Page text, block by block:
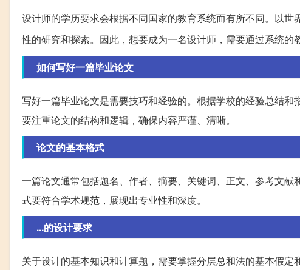
设计师的学历要求会根据不同国家的教育系统而有所不同。以
性的研究和探索。因此，想要成为一名设计师，需要通过系统的
如何写好一篇毕业论文
写好一篇毕业论文是需要技巧和经验的。根据学校的经验总结
要注重论文的结构和逻辑，确保内容严谨、清晰。
论文的基本格式
一篇论文通常包括题名、作者、摘要、关键词、正文、参考文
式要符合学术规范，展现出专业性和深度。
...的设计要求
关于设计的基本知识和计算题，需要掌握分层总和法的基本假